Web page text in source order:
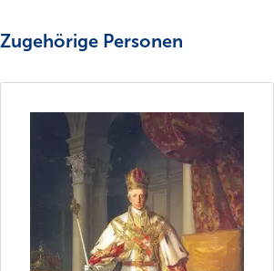
Zugehörige Personen